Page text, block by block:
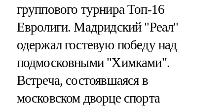
группового турнира Топ-16
Евролиги. Мадридский "Реал"
одержал гостевую победу над
подмосковными "Химками".
Встреча, состоявшаяся в
московском дворце спорта